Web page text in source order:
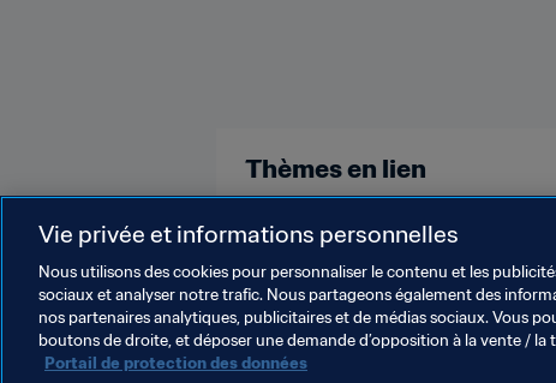
Thèmes en lien
FIFA Forward Organisation
Vie privée et informations personnelles
Nous utilisons des cookies pour personnaliser le contenu et les
sociaux et analyser notre trafic. Nous partageons également des
nos partenaires analytiques, publicitaires et de médias sociaux. Vous
boutons de droite, et déposer une demande d’opposition à la vente /
Portail de protection des données